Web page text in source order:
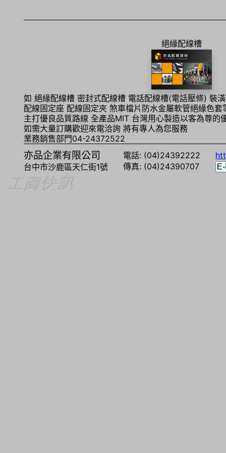
絕緣配線槽
如 絕緣配線槽 密封式配線槽 電話配線槽(電話壓條) 裝
配線固定座 配線固定夾 煞車檔片防水金屬軟管絕緣色套
主打優良品質路線 全產品MIT 台灣用心製造以客為尊的
如需大量訂購歡迎來電洽詢 將有專人為您服務
業務銷售部門04-24372522
亦品企業有限公司
台中市沙鹿區天仁街1號
電話: (04)24392222
傳真: (04)24390707